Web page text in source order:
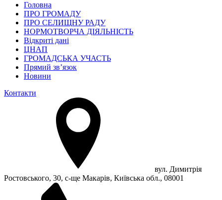
Головна
ПРО ГРОМАДУ
ПРО СЕЛИЩНУ РАДУ
НОРМОТВОРЧА ДІЯЛЬНІСТЬ
Відкриті дані
ЦНАП
ГРОМАДСЬКА УЧАСТЬ
Прямий зв’язок
Новини
Контакти
вул. Димитрія
Ростовського, 30, с-ще Макарів, Київська обл., 08001